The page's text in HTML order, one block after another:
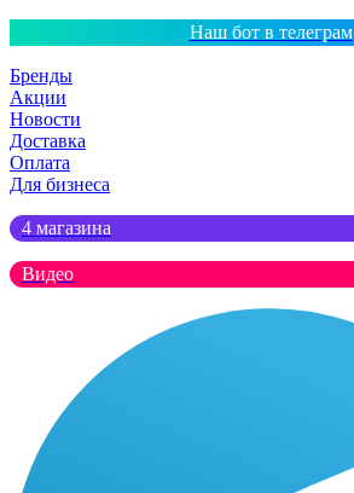
Наш бот в телеграм
Бренды
Акции
Новости
Доставка
Оплата
Для бизнеса
4 магазина
Видео